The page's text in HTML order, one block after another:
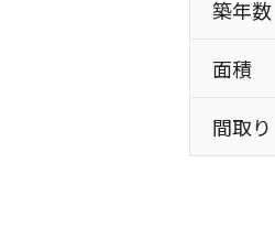
築年数
面積
間取り